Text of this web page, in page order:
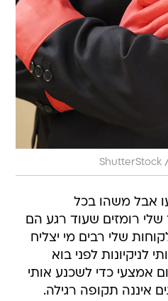
/
ShutterStock
אבל משהו בכל
שלי רומזים שעוד רגע הם
שלי רבים מי יצליח
לניקיונות לפני בוא
אמצעי כדי לשכנע אותי
איננה תקופה רגילה.